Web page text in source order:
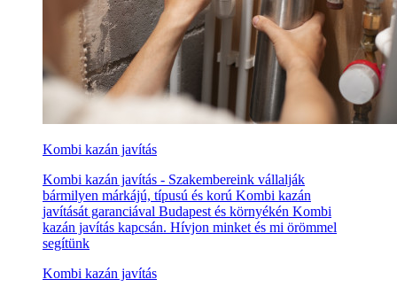
Kombi kazán javítás
Kombi kazán javítás - Szakembereink vállalják
bármilyen márkájú, típusú és korú Kombi kazán
javítását garanciával Budapest és környékén Kombi
kazán javítás kapcsán. Hívjon minket és mi örömmel
segítünk
Kombi kazán javítás